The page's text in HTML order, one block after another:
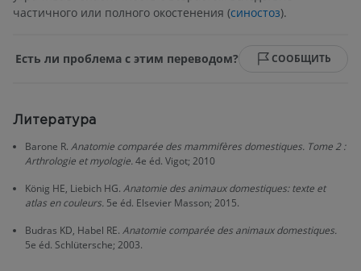
частичного или полного окостенения (синостоз).
Есть ли проблема с этим переводом? СООБЩИТЬ
Литература
Barone R. Anatomie comparée des mammifères domestiques. Tome 2 :
Arthrologie et myologie.4e éd. Vigot; 2010
König HE, Liebich HG. Anatomie des animaux domestiques: texte et
atlas en couleurs. 5e éd. Elsevier Masson; 2015.
Budras KD, Habel RE. Anatomie comparée des animaux domestiques.
5e éd. Schlütersche; 2003.